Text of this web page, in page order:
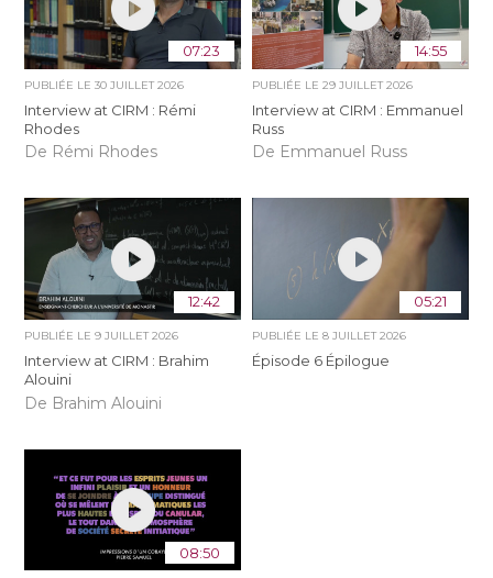
07:23
PUBLIÉE LE30 JUILLET 2026
Interview at CIRM : Rémi
Rhodes
De Rémi Rhodes
14:55
PUBLIÉE LE 29 JUILLET 2026
Interview at CIRM : Emmanuel
Russ
De Emmanuel Russ
12:42
PUBLIÉE LE9 JUILLET 2026
Interview at CIRM : Brahim
Alouini
De Brahim Alouini
05:21
PUBLIÉE LE 8 JUILLET 2026
Épisode 6 Épilogue
08:50